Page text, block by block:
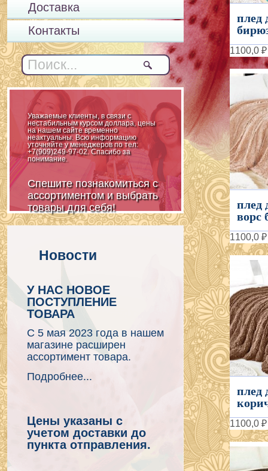
Доставка
Контакты
Уважаемые клиенты, в связи с
нестабильным курсом доллара, цены
на нашем сайте временно
неактуальны. Всю информацию
уточняйте у менеджеров по тел:
+7(909)249-97-02. Спасибо за
понимание.
Спешите познакомиться с
ассортиментом и выбрать
товары для себя!
Новости
У НАС НОВОЕ
ПОСТУПЛЕНИЕ
ТОВАРА
С 5 мая 2023 года в нашем
магазине расширен
ассортимент товара.
Подробнее...
Цены указаны с
учетом доставки до
пункта отправления.
плед
1100,0 ₽
плед
ворс
1100,0 ₽
плед
1100,0 ₽